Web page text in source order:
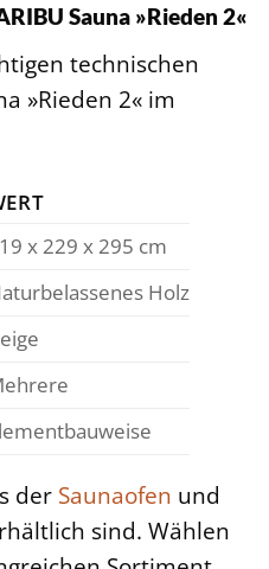
Sauna »Rieden 2«
technischen
»Rieden 2« im
x 229 x 295 cm
Holz
der Saunaofen und
sind. Wählen